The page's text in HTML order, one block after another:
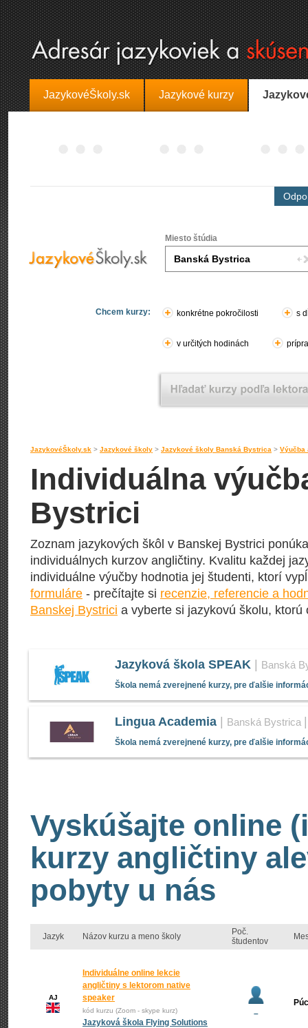
JazykovéŠkoly.sk Jazykové kurzy
Miesto štúdia
Chcem kurzy: konkrétne pokročilosti s
v určitých hodinách
JazykovéŠkoly.sk > Jazykové školy > Jazykové školy Banská Bystrica > Výučba
Individuálna
Bystrici
Zoznam jazykových škôl v Banskej Bystrici
individuálnych kurzov angličtiny. Kvalitu každej
individuálne výučby hodnotia jej študenti, ktorí
formuláre - prečítajte si recenzie, referencie a
Banskej Bystrici a vyberte si jazykovú školu, ktorú
Jazyková škola SPEAK Banská
Škola nemá zverejnené kurzy, pre ďalšie
Lingua Academia Banská Bystrica
Škola nemá zverejnené kurzy, pre ďalšie
Vyskúšajte online
kurzy angličtiny
pobyty u nás
Jazyk Názov kurzu a meno školy
Poč.
študentov
AJ
Individuálne online lekcie
angličtiny s lektorom native
speaker
kód kurzu (Zoom - skype kurz)
Jazyková škola Flying Solutions
–